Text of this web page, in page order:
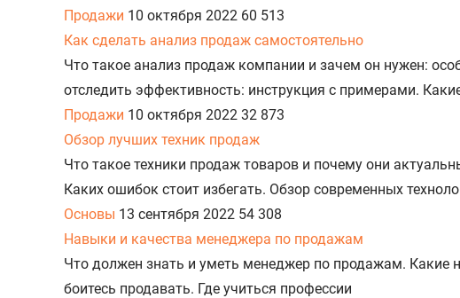
Продажи 10 октября 2022 60 513
Как сделать анализ продаж самостоятельно
Что такое анализ продаж компании и зачем он нужен:
отследить эффективность: инструкция с примерами.
Продажи 10 октября 2022 32 873
Обзор лучших техник продаж
Что такое техники продаж товаров и почему они
Каких ошибок стоит избегать. Обзор современных
Основы 13 сентября 2022 54 308
Навыки и качества менеджера по продажам
Что должен знать и уметь менеджер по продажам. Какие
боитесь продавать. Где учиться профессии